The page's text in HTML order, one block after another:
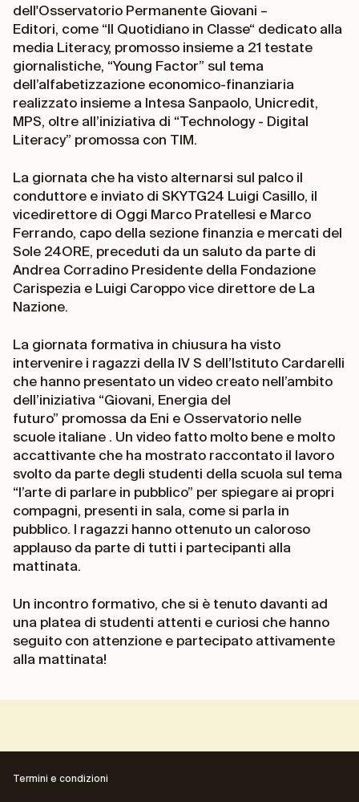
dell'Osservatorio Permanente Giovani –
Editori, come “Il Quotidiano in Classe“ dedicato alla
media Literacy, promosso insieme a 21 testate
giornalistiche, “Young Factor” sul tema
dell’alfabetizzazione economico-finanziaria
realizzato insieme a Intesa Sanpaolo, Unicredit,
MPS, oltre all’iniziativa di “Technology - Digital
Literacy” promossa con TIM.
La giornata che ha visto alternarsi sul palco il
conduttore e inviato di SKYTG24 Luigi Casillo, il
vicedirettore di Oggi Marco Pratellesi e Marco
Ferrando, capo della sezione finanzia e mercati del
Sole 24ORE, preceduti da un saluto da parte di
Andrea Corradino Presidente della Fondazione
Carispezia e Luigi Caroppo vice direttore de La
Nazione.
La giornata formativa in chiusura ha visto
intervenire i ragazzi della IV S dell’Istituto Cardarelli
che hanno presentato un video creato nell’ambito
dell’iniziativa “Giovani, Energia del
futuro” promossa da Eni ‎e Osservatorio nelle
scuole italiane . Un video fatto molto bene e molto
accattivante che ha mostrato raccontato il lavoro
svolto da parte degli studenti della scuola sul tema
“l’arte di parlare in pubblico” per spiegare ai propri
compagni, presenti in sala, come si parla in
pubblico. I ragazzi hanno ottenuto un caloroso
applauso da parte di tutti i partecipanti alla
mattinata.
Un incontro formativo, che si è tenuto davanti ad
una platea di studenti attenti e curiosi che hanno
seguito con attenzione e partecipato attivamente
alla mattinata!
Termini e condizioni